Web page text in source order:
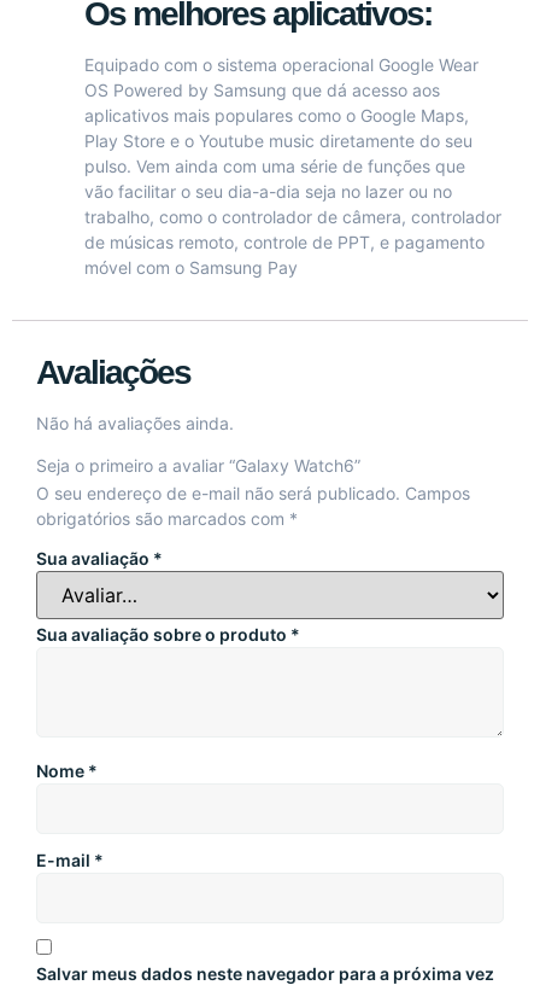
Os melhores aplicativos:
Equipado com o sistema operacional Google Wear
OS Powered by Samsung que dá acesso aos
aplicativos mais populares como o Google Maps,
Play Store e o Youtube music diretamente do seu
pulso. Vem ainda com uma série de funções que
vão facilitar o seu dia-a-dia seja no lazer ou no
trabalho, como o controlador de câmera, controlador
de músicas remoto, controle de PPT, e pagamento
móvel com o Samsung Pay
Avaliações
Não há avaliações ainda.
Seja o primeiro a avaliar “Galaxy Watch6”
O seu endereço de e-mail não será publicado. Campos
obrigatórios são marcados com *
Sua avaliação *
Sua avaliação sobre o produto *
Nome *
E-mail *
Salvar meus dados neste navegador para a próxima vez